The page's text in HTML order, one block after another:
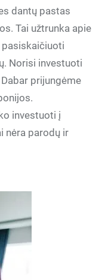
dantų pastas
Tai užtrunka apie
Norisi investuoti
prijungėme
investuoti į
nėra parodų ir